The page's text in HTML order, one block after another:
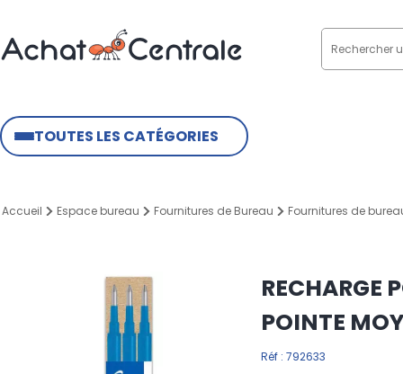
TOUTES LES CATÉGORIES
Accueil Espace bureau Fournitures de Bureau Fournitures de
RECHARGE
POINTE
Réf : 792633